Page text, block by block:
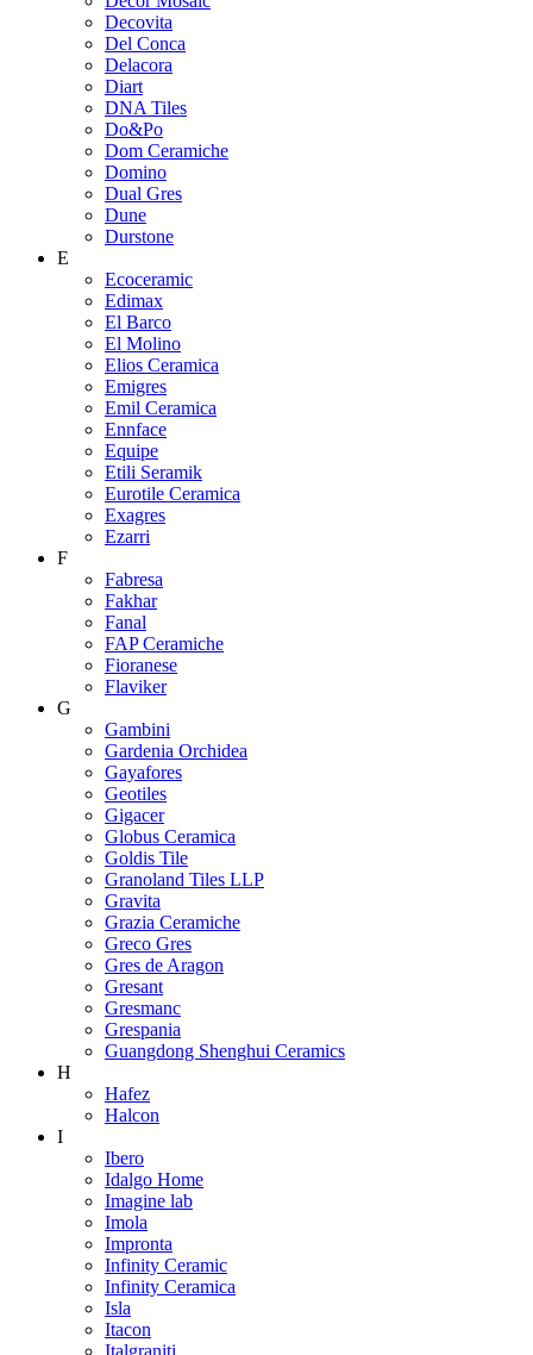
Decovita
Del Conca
Delacora
Diart
DNA Tiles
Do&Po
Dom Ceramiche
Domino
Dual Gres
Dune
Durstone
E
Ecoceramic
Edimax
El Barco
El Molino
Elios Ceramica
Emigres
Emil Ceramica
Ennface
Equipe
Etili Seramik
Eurotile Ceramica
Exagres
Ezarri
F
Fabresa
Fakhar
Fanal
FAP Ceramiche
Fioranese
Flaviker
G
Gambini
Gardenia Orchidea
Gayafores
Geotiles
Gigacer
Globus Ceramica
Goldis Tile
Granoland Tiles LLP
Gravita
Grazia Ceramiche
Greco Gres
Gres de Aragon
Gresant
Gresmanc
Grespania
Guangdong Shenghui Ceramics
H
Hafez
Halcon
I
Ibero
Idalgo Home
Imagine lab
Imola
Impronta
Infinity Ceramic
Infinity Ceramica
Isla
Itacon
Italgraniti